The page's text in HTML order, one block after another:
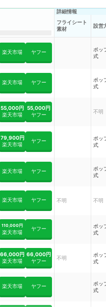
詳細情報
フライシート
素材
設営
楽天市場 ヤフー
ポッ
式
楽天市場 ヤフー
ポッ
式
55,000円
楽天市場
55,000円
ヤフー
不明
79,900円
楽天市場
ヤフー
ポッ
式
楽天市場 ヤフー
ポッ
式
楽天市場 ヤフー 不明 不明
110,000円
楽天市場
ヤフー
ポッ
式
66,000円
楽天市場
66,000円
ヤフー
不明
ポッ
式
楽天市場 ヤフー
ポッ
式